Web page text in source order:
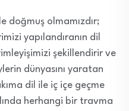
doğmuş olmamızdır;
yapılandıranın dil
şekillendirir ve
dünyasını yaratan
dil ile iç içe geçme
herhangi bir travma